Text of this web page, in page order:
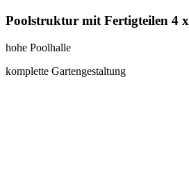
Poolstruktur mit Fertigteilen 4
hohe Poolhalle
komplette Gartengestaltung